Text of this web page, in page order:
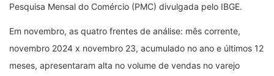
Pesquisa Mensal do Comércio (PMC) divulgada pelo IBGE.
Em novembro, as quatro frentes de análise: mês corrente,
novembro 2024 x novembro 23, acumulado no ano e últimos 12
meses, apresentaram alta no volume de vendas no varejo